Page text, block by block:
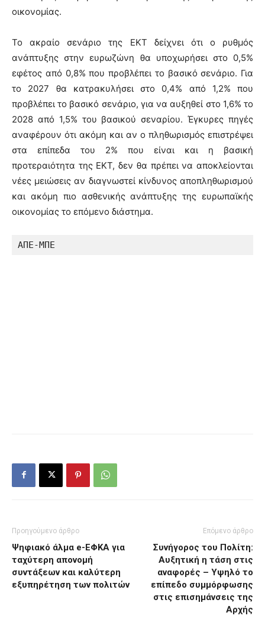
οικονομίας.
Το ακραίο σενάριο της ΕΚΤ δείχνει ότι ο ρυθμός
ανάπτυξης στην ευρωζώνη θα υποχωρήσει στο 0,5%
εφέτος από 0,8% που προβλέπει το βασικό σενάριο. Για
το 2027 θα κατρακυλήσει στο 0,4% από 1,2% που
προβλέπει το βασικό σενάριο, για να αυξηθεί στο 1,6% το
2028 από 1,5% του βασικού σεναρίου. Έγκυρες πηγές
αναφέρουν ότι ακόμη και αν ο πληθωρισμός επιστρέψει
στα επίπεδα του 2% που είναι και η βασική
προτεραιότητα της ΕΚΤ, δεν θα πρέπει να αποκλείονται
νέες μειώσεις αν διαγνωστεί κίνδυνος αποπληθωρισμού
και ακόμη πιο ασθενικής ανάπτυξης της ευρωπαϊκής
οικονομίας το επόμενο διάστημα.
ΑΠΕ-ΜΠΕ
Προηγούμενο άρθρο
Ψηφιακό άλμα e-ΕΦΚΑ για
ταχύτερη απονομή
συντάξεων και καλύτερη
εξυπηρέτηση των πολιτών
Επόμενο άρθρο
Συνήγορος του Πολίτη:
Αυξητική η τάση στις
αναφορές – Υψηλό το
επίπεδο συμμόρφωσης
στις επισημάνσεις της
Αρχής